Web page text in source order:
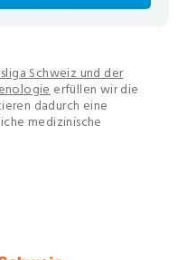
Schweiz und der
erfüllen wir die
dadurch eine
medizinische